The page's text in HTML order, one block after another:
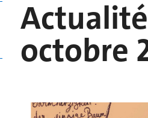
octobre